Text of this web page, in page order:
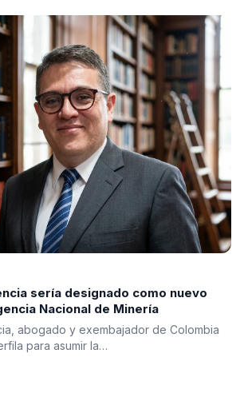
sería designado como nuevo
Nacional de Minería
abogado y exembajador de Colombia
para asumir la…